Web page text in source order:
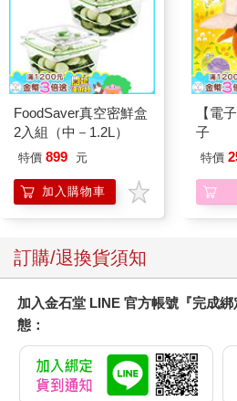
FoodSaver真空密鮮盒
2入組（中－1.2L）
特價 899 元
加入購物車
【電
子
特價
訂購/退換貨須知
加入金石堂 LINE 官方帳號『完成
態：